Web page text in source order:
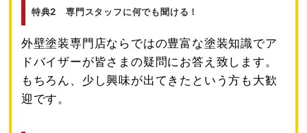
特典2 専門スタッフに何でも聞ける！
外壁塗装専門店ならではの豊富な塗装知識でア
ドバイザーが皆さまの疑問にお答え致します。
もちろん、少し興味が出てきたという方も大歓
迎です。